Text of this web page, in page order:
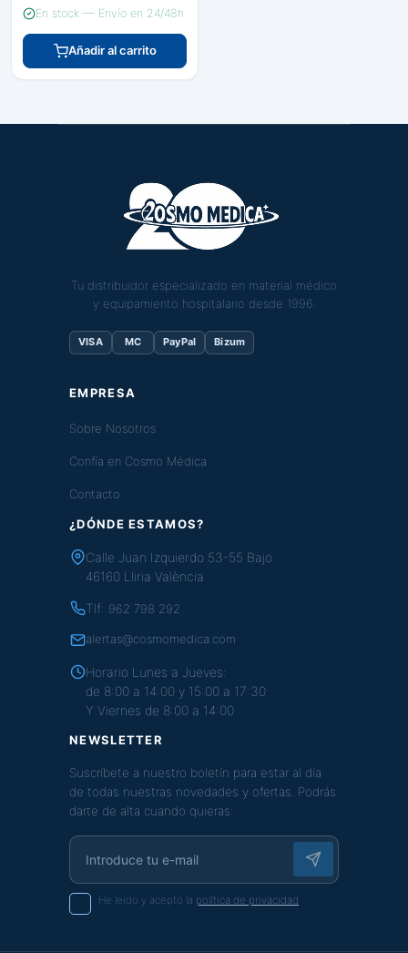
En stock — Envío en 24/48h
Añadir al carrito
Tu distribuidor especializado en material médico
y equipamiento hospitalario desde 1996.
VISA MC PayPal Bizum
EMPRESA
Sobre Nosotros
Confía en Cosmo Médica
Contacto
¿DÓNDE ESTAMOS?
Calle Juan Izquierdo 53-55 Bajo
46160 Lliria València
Tlf: 962 798 292
alertas@cosmomedica.com
Horario Lunes a Jueves:
de 8:00 a 14:00 y 15:00 a 17:30
Y Viernes de 8:00 a 14:00
NEWSLETTER
Suscríbete a nuestro boletín para estar al día
de todas nuestras novedades y ofertas. Podrás
darte de alta cuando quieras:
He leido y acepto la política de privacidad